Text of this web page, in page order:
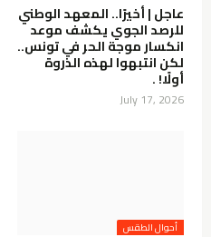
عاجل | أخيرًا.. المعهد الوطني
للرصد الجوي يكشف موعد
انكسار موجة الحر في تونس..
لكن انتبهوا لهذه الذروة
أولًا! .
July 17, 2026
أحوال الطقس